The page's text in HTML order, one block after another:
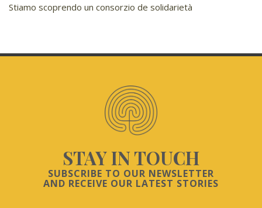
Stiamo scoprendo un consorzio de solidarietà
STAY IN TOUCH
SUBSCRIBE TO OUR NEWSLETTER
AND RECEIVE OUR LATEST STORIES